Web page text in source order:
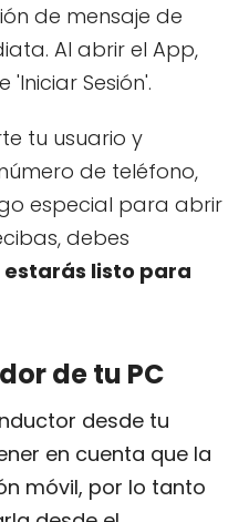
de mensaje de
Al abrir el App,
Sesión'.
tu usuario y
de teléfono,
especial para abrir
debes
estarás listo para
de tu PC
desde tu
en cuenta que la
móvil, por lo tanto